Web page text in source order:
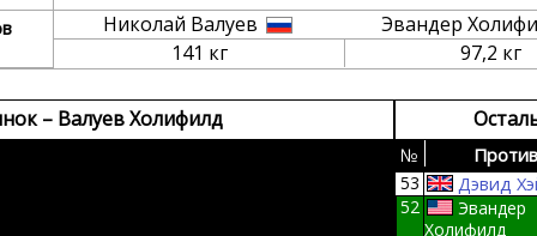
Николай Валуев
Эвандер
141 кг
97,2 кг
– Валуев Холифилд
№
53 Дэвид
52
Эвандер
Холифилд